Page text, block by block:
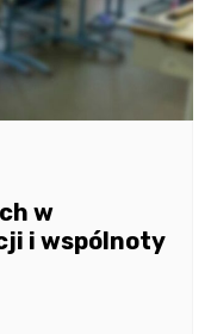
w
i wspólnoty